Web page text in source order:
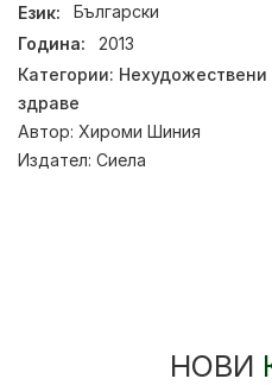
Език:
Български
Година:
2013
Категории: Нехудожествени
здраве
Автор: Хироми Шиния
Издател: Сиела
НОВИ